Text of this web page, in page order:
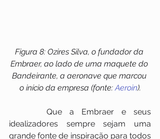
Figura 8: Ozires Silva, o fundador da
Embraer, ao lado de uma maquete do
Bandeirante, a aeronave que marcou
o início da empresa (fonte: Aeroin).
idealizadores sempre sejam uma
grande fonte de inspiração para todos